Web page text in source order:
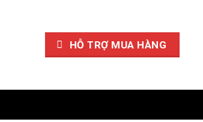
HỖ TRỢ MUA HÀNG